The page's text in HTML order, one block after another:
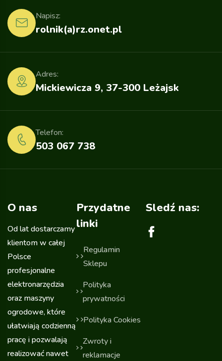
rolnik(a)rz.onet.pl
Napisz:
Mickiewicza 9, 37-300 Leżajsk
Adres:
503 067 738
Telefon:
O nas
Od lat dostarczamy
klientom w całej
Polsce
profesjonalne
elektronarzędzia
oraz maszyny
ogrodowe, które
ułatwiają codzienną
pracę i pozwalają
realizować nawet
Przydatne
linki
Regulamin
Sklepu
Polityka
prywatności
Polityka Cookies
Zwroty i
reklamacje
Sledź nas: